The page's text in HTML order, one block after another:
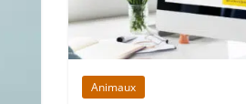
Animaux